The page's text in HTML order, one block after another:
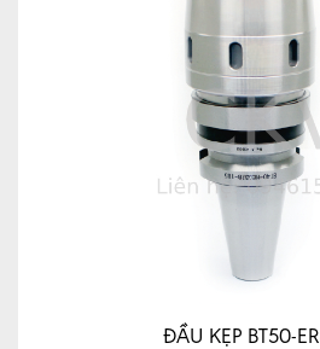
ĐẦU KẸP BT50-